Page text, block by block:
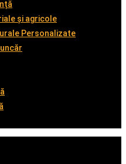
și agricole
Personalizate